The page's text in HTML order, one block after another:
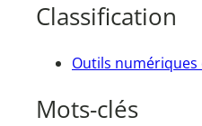
Classification
Outils numériques
Mots-clés